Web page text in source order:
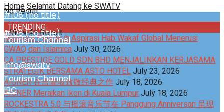
#108 (no title)
Tourism Channel
#108 (no title)
Tourism Channel
Info@swatv
IBC
No Result
View All Result
HomeSelamat Datang ke SWATV
TRENDING
Malaysia Perkukuh Aspirasi Hab Wakaf Global Menerusi
GWAQ dan IslamicaJuly 30, 2026
CA PRESTIGE GOLD SDN BHD MENJALINKAN KERJASAMA
STRATEGIK BERSAMA ASTO HOTELJuly 23, 2026
AIGNER 在吉隆坡致敬经典之作July 18, 2026
AIGNER Meraikan Ikon di Kuala LumpurJuly 18, 2026
ROCKESTRA 5.0 与摇滚音乐节在 Panggung Anniversari 呈现